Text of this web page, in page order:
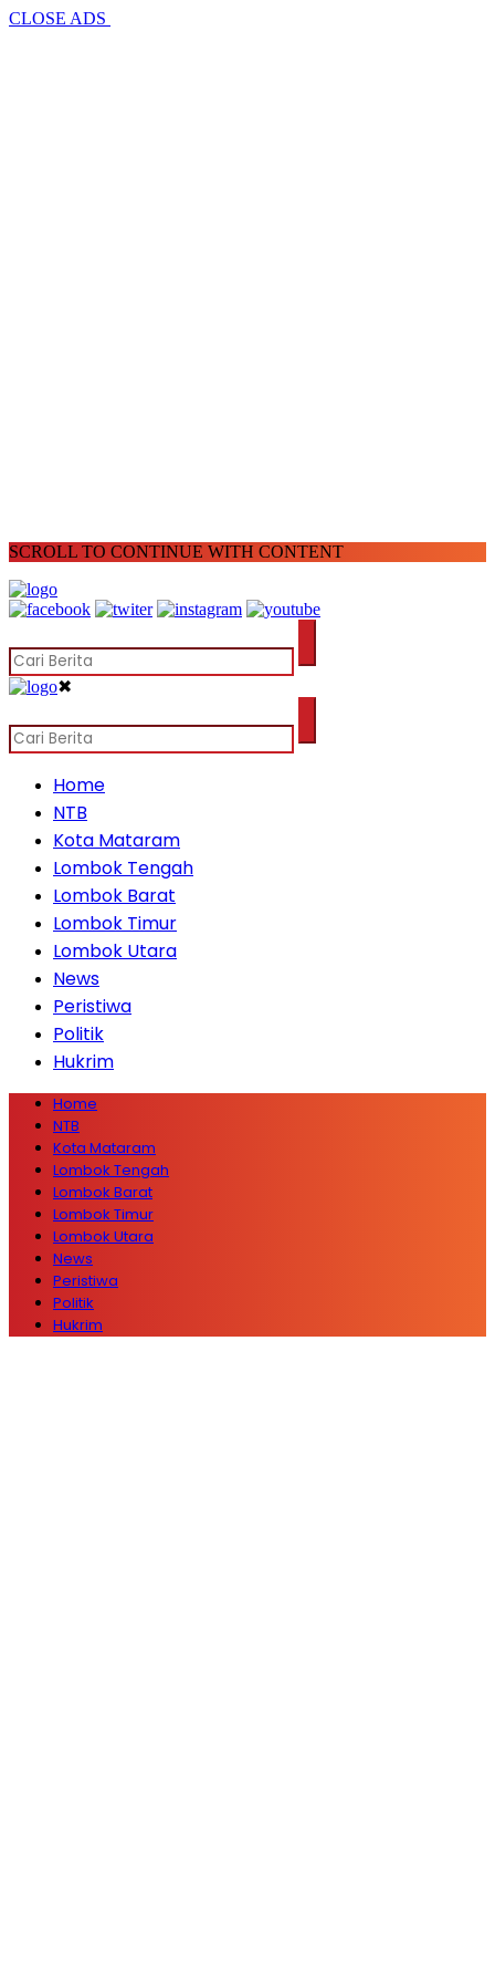
CLOSE ADS
SCROLL TO CONTINUE WITH CONTENT
✖
Home
NTB
Kota Mataram
Lombok Tengah
Lombok Barat
Lombok Timur
Lombok Utara
News
Peristiwa
Politik
Hukrim
Home
NTB
Kota Mataram
Lombok Tengah
Lombok Barat
Lombok Timur
Lombok Utara
News
Peristiwa
Politik
Hukrim